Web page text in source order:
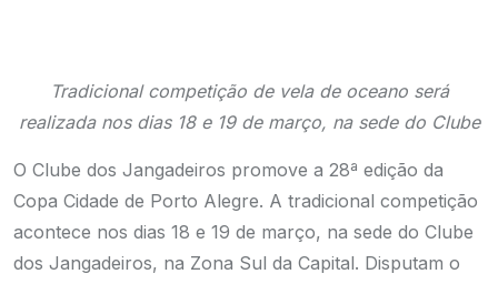
Tradicional competição de vela de oceano será
realizada nos dias 18 e 19 de março, na sede do Clube
O Clube dos Jangadeiros promove a 28ª edição da
Copa Cidade de Porto Alegre. A tradicional competição
acontece nos dias 18 e 19 de março, na sede do Clube
dos Jangadeiros, na Zona Sul da Capital. Disputam o